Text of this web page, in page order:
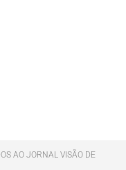
AO JORNAL VISÃO DE